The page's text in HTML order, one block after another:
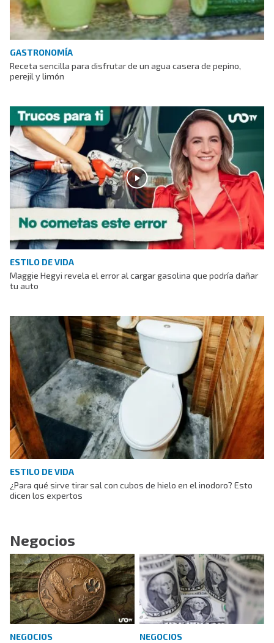
GASTRONOMÍA
Receta sencilla para disfrutar de un agua casera de pepino,
perejil y limón
ESTILO DE VIDA
Maggie Hegyi revela el error al cargar gasolina que podría dañar
tu auto
ESTILO DE VIDA
¿Para qué sirve tirar sal con cubos de hielo en el inodoro? Esto
dicen los expertos
Negocios
NEGOCIOS NEGOCIOS